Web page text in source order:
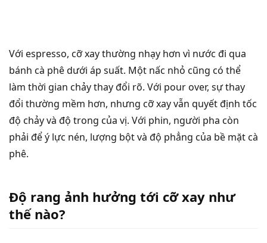
Với espresso, cỡ xay thường nhạy hơn vì nước đi qua
bánh cà phê dưới áp suất. Một nấc nhỏ cũng có thể
làm thời gian chảy thay đổi rõ. Với pour over, sự thay
đổi thường mềm hơn, nhưng cỡ xay vẫn quyết định tốc
độ chảy và độ trong của vị. Với phin, người pha còn
phải để ý lực nén, lượng bột và độ phẳng của bề mặt cà
phê.
Độ rang ảnh hưởng tới cỡ xay như
thế nào?